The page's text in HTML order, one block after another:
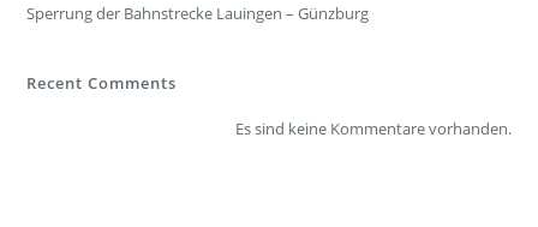
Sperrung der Bahnstrecke Lauingen – Günzburg
Recent Comments
Es sind keine Kommentare vorhanden.